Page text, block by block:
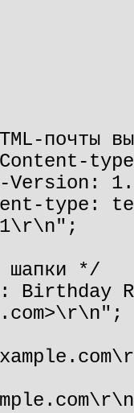
почты
Content-
Version:
type:
1\r\n";
шапки */
Birthday